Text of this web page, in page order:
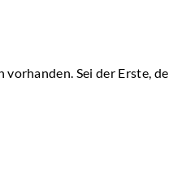
vorhanden. Sei der Erste,